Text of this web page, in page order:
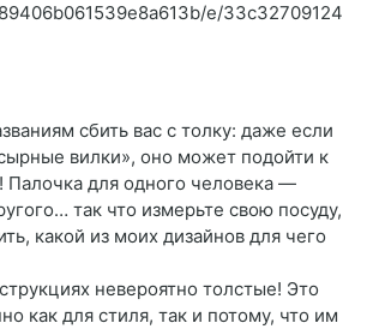
e/33c32709124
сбить вас с толку: даже если
вилки», оно может подойти к
Палочка для одного человека —
так что измерьте свою посуду,
какой из моих дизайнов для чего
невероятно толстые! Это
как для стиля, так и потому, что им